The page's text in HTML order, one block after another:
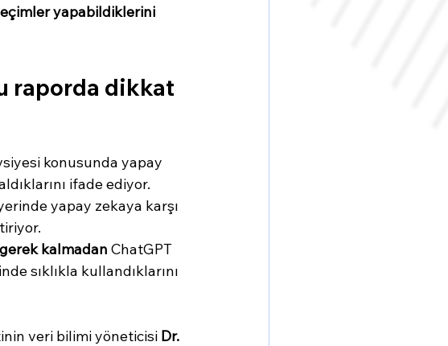
yapabildiklerini
raporda dikkat
konusunda yapay
ifade ediyor.
yapay zekaya karşı
kalmadan ChatGPT
sıklıkla kullandıklarını
veri bilimi yöneticisi Dr.